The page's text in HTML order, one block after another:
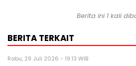
Berita ini 1 kali
BERITA TERKAIT
Rabu, 29 Juli 2026 - 19:13 WIB